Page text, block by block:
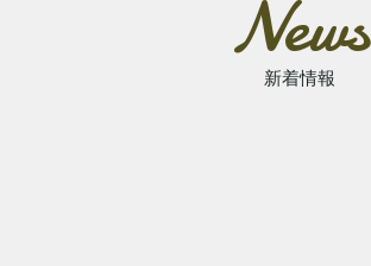
News
新着情報